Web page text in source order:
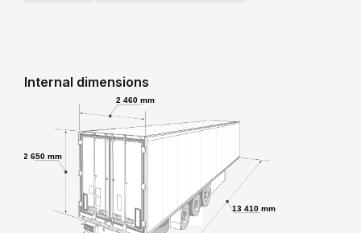
Internal dimensions
2 460 mm
2 650 mm
13 410 mm